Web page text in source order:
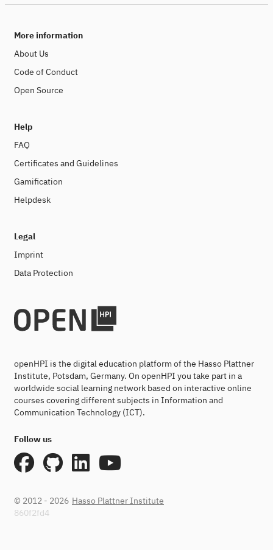
More information
About Us
Code of Conduct
Open Source
Help
FAQ
Certificates and Guidelines
Gamification
Helpdesk
Legal
Imprint
Data Protection
openHPI is the digital education platform of the Hasso Plattner
Institute, Potsdam, Germany. On openHPI you take part in a
worldwide social learning network based on interactive online
courses covering different subjects in Information and
Communication Technology (ICT).
Follow us
© 2012 - 2026 Hasso Plattner Institute
860f2fd4